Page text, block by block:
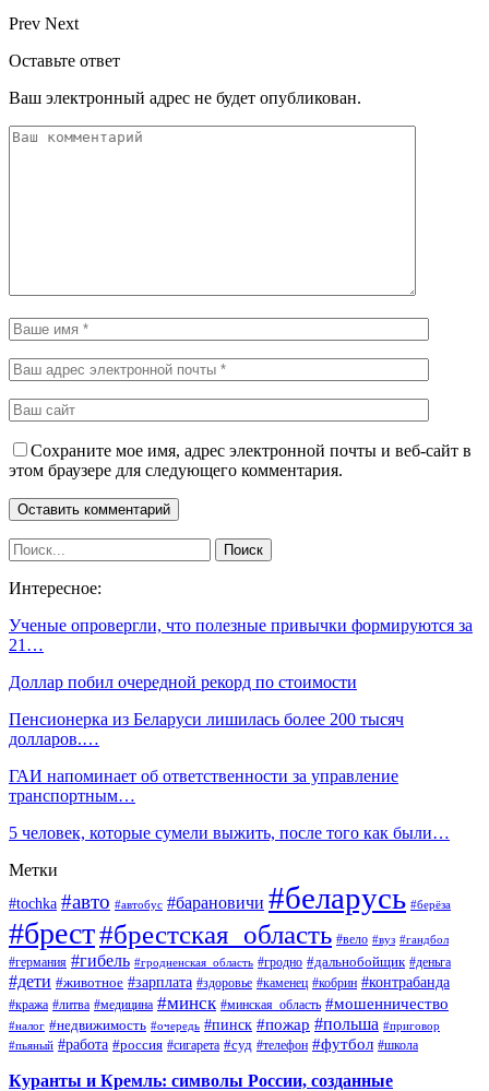
Prev Next
Оставьте ответ
Ваш электронный адрес не будет опубликован.
Сохраните мое имя, адрес электронной почты и веб-сайт в
этом браузере для следующего комментария.
Интересное:
Ученые опровергли, что полезные привычки формируются за
21…
Доллар побил очередной рекорд по стоимости
Пенсионерка из Беларуси лишилась более 200 тысяч
долларов.…
ГАИ напоминает об ответственности за управление
транспортным…
5 человек, которые сумели выжить, после того как были…
Метки
#tochka #авто #автобус #барановичи #беларусь #берёза
#брест#брестская_область #вело #вуз #гандбол
#германия #гибель #гродненская_область #гродно #дальнобойщик #деньга
#дети #животное #зарплата #здоровье #каменец #кобрин #контрабанда
#кража #литва #медицина #минск #минская_область #мошенничество
#налог #недвижимость #очередь #пинск #пожар #польша #приговор
#пьяный #работа #россия #сигарета #суд #телефон #футбол #школа
Куранты и Кремль: символы России, созданные